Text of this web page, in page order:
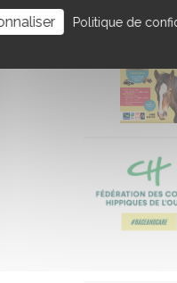
Politique de